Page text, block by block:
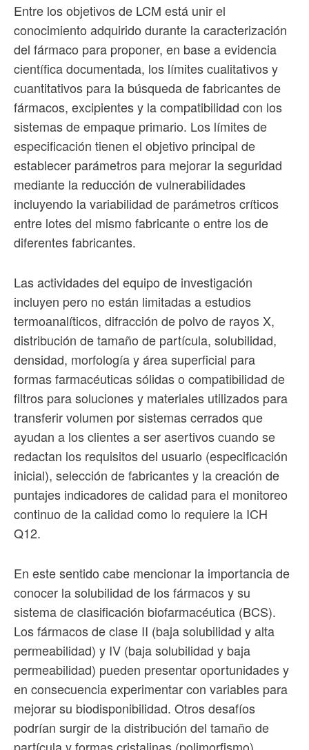
Entre los objetivos de LCM está unir el
conocimiento adquirido durante la caracterización
del fármaco para proponer, en base a evidencia
científica documentada, los límites cualitativos y
cuantitativos para la búsqueda de fabricantes de
fármacos, excipientes y la compatibilidad con los
sistemas de empaque primario. Los límites de
especificación tienen el objetivo principal de
establecer parámetros para mejorar la seguridad
mediante la reducción de vulnerabilidades
incluyendo la variabilidad de parámetros críticos
entre lotes del mismo fabricante o entre los de
diferentes fabricantes.
Las actividades del equipo de investigación
incluyen pero no están limitadas a estudios
termoanalíticos, difracción de polvo de rayos X,
distribución de tamaño de partícula, solubilidad,
densidad, morfología y área superficial para
formas farmacéuticas sólidas o compatibilidad de
filtros para soluciones y materiales utilizados para
transferir volumen por sistemas cerrados que
ayudan a los clientes a ser asertivos cuando se
redactan los requisitos del usuario (especificación
inicial), selección de fabricantes y la creación de
puntajes indicadores de calidad para el monitoreo
continuo de la calidad como lo requiere la ICH
Q12.
En este sentido cabe mencionar la importancia de
conocer la solubilidad de los fármacos y su
sistema de clasificación biofarmacéutica (BCS).
Los fármacos de clase II (baja solubilidad y alta
permeabilidad) y IV (baja solubilidad y baja
permeabilidad) pueden presentar oportunidades y
en consecuencia experimentar con variables para
mejorar su biodisponibilidad. Otros desafíos
podrían surgir de la distribución del tamaño de
partícula y formas cristalinas (polimorfismo).